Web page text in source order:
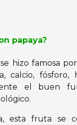
papaya?
hizo famosa
calcio, fósforo,
el buen
esta fruta se